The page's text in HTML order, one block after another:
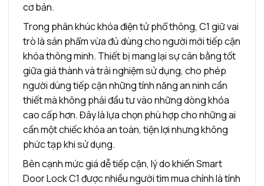
cơ bản.
Trong phân khúc khóa điện tử phổ thông, C1 giữ vai
trò là sản phẩm vừa đủ dùng cho người mới tiếp cận
khóa thông minh. Thiết bị mang lại sự cân bằng tốt
giữa giá thành và trải nghiệm sử dụng, cho phép
người dùng tiếp cận những tính năng an ninh cần
thiết mà không phải đầu tư vào những dòng khóa
cao cấp hơn. Đây là lựa chọn phù hợp cho những ai
cần một chiếc khóa an toàn, tiện lợi nhưng không
phức tạp khi sử dụng.
Bên cạnh mức giá dễ tiếp cận, lý do khiến Smart
Door Lock C1 được nhiều người tìm mua chính là tính